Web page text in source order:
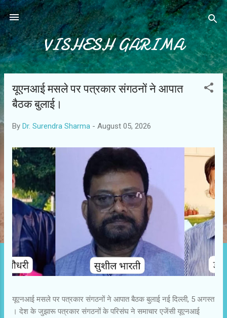
Skip to main content
VISHESH GARIMA
यूएनआई मसले पर पत्रकार संगठनों ने आपात
बैठक बुलाई।
By Dr. Surendra Sharma - August 05, 2026
यूएनआई मसले पर पत्रकार संगठनों ने आपात बैठक बुलाई नई दिल्ली, 5 अगस्त
। देश के जुझारू पत्रकार संगठनों के परिसंघ ने समाचार एजेंसी यूएनआई